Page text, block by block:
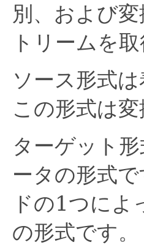
別、および
トリームを
ソース形式
この形式は変
ターゲット
ータの形式で
ドの1つに
の形式です。